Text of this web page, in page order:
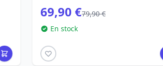
TRADITIONS
69,90 €79,90 €
En stock